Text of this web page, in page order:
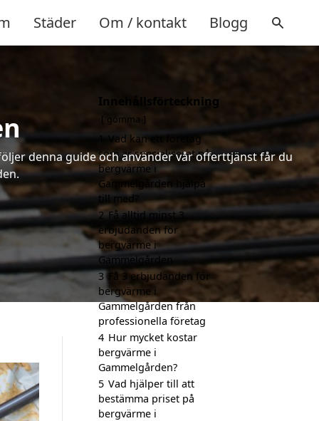
Städer Om / kontakt Blogg
denna guide och använder vår offerttjänst får du
Innehållsförteckning
gömma
1 Vad kan ett företag
som är specialiserat på
bergvärme i
Gammelgården hjälpa
till med?
2 Få alltid minst 3
erbjudanden för
bergvärme i
Gammelgården
3 Få 3 erbjudanden för
bergvärme i
Gammelgården från
professionella företag
4 Hur mycket kostar
bergvärme i
Gammelgården?
5 Vad hjälper till att
bestämma priset på
bergvärme i